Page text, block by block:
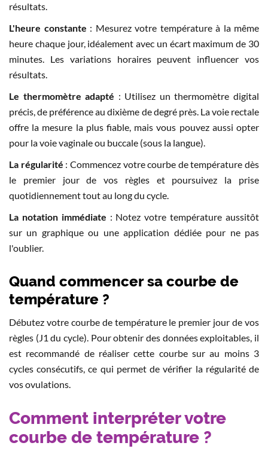
résultats.
L'heure constante : Mesurez votre température à la même
heure chaque jour, idéalement avec un écart maximum de 30
minutes. Les variations horaires peuvent influencer vos
résultats.
Le thermomètre adapté : Utilisez un thermomètre digital
précis, de préférence au dixième de degré près. La voie rectale
offre la mesure la plus fiable, mais vous pouvez aussi opter
pour la voie vaginale ou buccale (sous la langue).
La régularité : Commencez votre courbe de température dès
le premier jour de vos règles et poursuivez la prise
quotidiennement tout au long du cycle.
La notation immédiate : Notez votre température aussitôt
sur un graphique ou une application dédiée pour ne pas
l'oublier.
Quand commencer sa courbe de
température ?
Débutez votre courbe de température le premier jour de vos
règles (J1 du cycle). Pour obtenir des données exploitables, il
est recommandé de réaliser cette courbe sur au moins 3
cycles consécutifs, ce qui permet de vérifier la régularité de
vos ovulations.
Comment interpréter votre
courbe de température ?